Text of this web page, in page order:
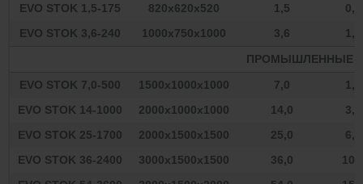
EVO STOK 1,5-175
820х620х520 1,5
0,4
EVO STOK 3,6-240
1000х750х1000 3,6
1,0
ПРОМЫШЛЕННЫЕ
EVO STOK 7,0-500
1500х1000х1000 7,0
1,9
EVO STOK 14-1000
2000х1000х1000 14,0
3,9
EVO STOK 25-1700
2000х1500х1500 25,0
6,9
EVO STOK 36-2400
3000х1500х1500 36,0